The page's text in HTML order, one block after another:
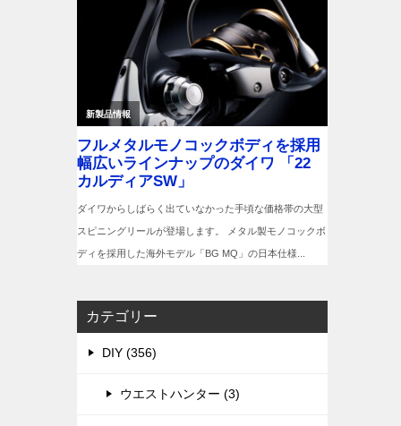
カテゴリー
DIY (356)
ウエストハンター (3)